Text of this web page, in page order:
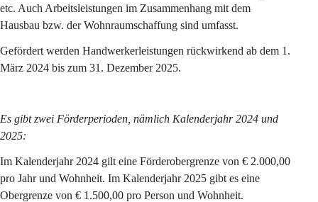
etc. Auch Arbeitsleistungen im Zusammenhang mit dem
Hausbau bzw. der Wohnraumschaffung sind umfasst.
Gefördert werden Handwerkerleistungen rückwirkend ab dem 1.
März 2024 bis zum 31. Dezember 2025.
Es gibt zwei Förderperioden, nämlich Kalenderjahr 2024 und
2025:
Im Kalenderjahr 2024 gilt eine Förderobergrenze von € 2.000,00
pro Jahr und Wohnheit. Im Kalenderjahr 2025 gibt es eine
Obergrenze von € 1.500,00 pro Person und Wohnheit.